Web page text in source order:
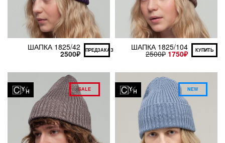
ШАПКА 1825/42
2500₽ ПРЕДЗАКАЗ ШАПКА 1825/104
2500₽ 1750₽ КУПИТЬ
SALE NEW